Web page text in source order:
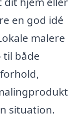
en god idé
malere
til både
situation.